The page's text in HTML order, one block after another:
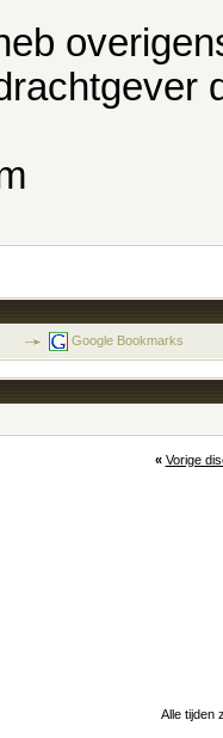
Google Bookmarks
« Vorige
Alle tijden